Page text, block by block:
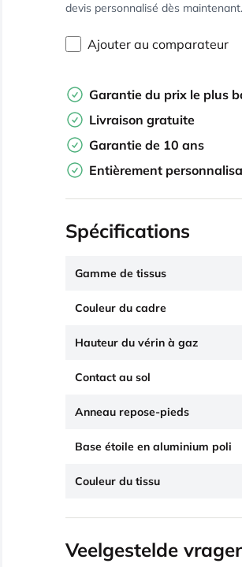
devis personnalisé dès maintenant.
Ajouter au comparateur
Garantie du prix le plus
Livraison gratuite
Garantie de 10 ans
Entièrement
Spécifications
Gamme de tissus
Couleur du cadre
Hauteur du vérin à gaz
Contact au sol
Anneau repose-pieds
Base étoile en aluminium poli
Couleur du tissu
Veelgestelde